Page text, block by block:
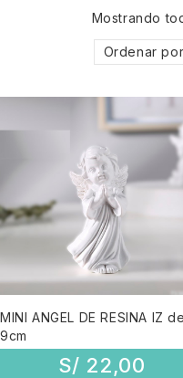
Mostrando
Ordenar
MINI ANGEL DE RESINA IZ de
9cm
S/ 22,00